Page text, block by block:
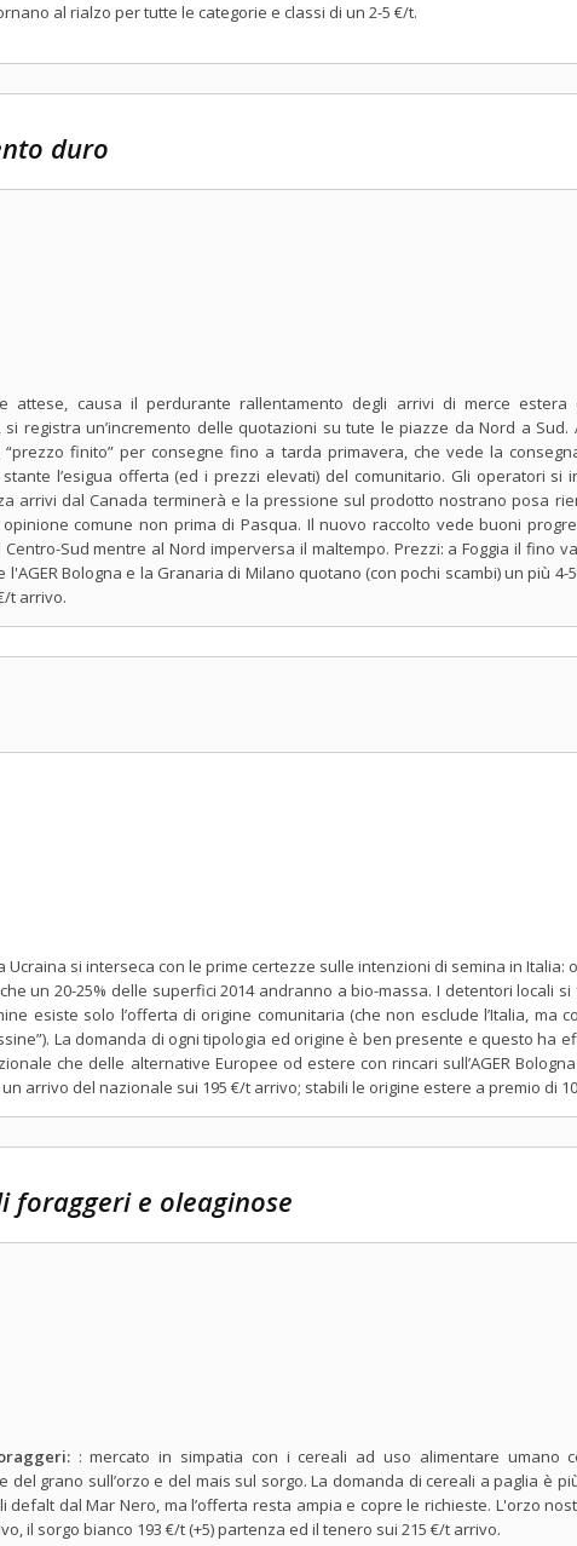
al rialzo per tutte le categorie e classi di un 2-5 €/t.
duro
attese, causa il perdurante rallentamento degli arrivi di merce estera
si registra un’incremento delle quotazioni su tute le piazze da Nord a
“prezzo finito” per consegne fino a tarda primavera, che vede la
l’esigua offerta (ed i prezzi elevati) del comunitario. Gli operatori si
arrivi dal Canada terminerà e la pressione sul prodotto nostrano posa
comune non prima di Pasqua. Il nuovo raccolto vede buoni
Sud mentre al Nord imperversa il maltempo. Prezzi: a Foggia il fino
l'AGER Bologna e la Granaria di Milano quotano (con pochi scambi) un più 4-
t arrivo.
Ucraina si interseca con le prime certezze sulle intenzioni di semina in Italia:
un 20-25% delle superfici 2014 andranno a bio-massa. I detentori locali
esiste solo l’offerta di origine comunitaria (che non esclude l’Italia, ma
La domanda di ogni tipologia ed origine è ben presente e questo ha
che delle alternative Europee od estere con rincari sull’AGER
arrivo del nazionale sui 195 €/t arrivo; stabili le origine estere a premio di
foraggeri e oleaginose
: mercato in simpatia con i cereali ad uso alimentare umano
del grano sull’orzo e del mais sul sorgo. La domanda di cereali a paglia è
defalt dal Mar Nero, ma l’offerta resta ampia e copre le richieste. L'orzo
il sorgo bianco 193 €/t (+5) partenza ed il tenero sui 215 €/t arrivo.